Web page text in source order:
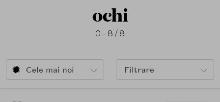
ochi
0 - 8 / 8
Cele mai noi Filtrare